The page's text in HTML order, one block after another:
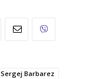
Sergej Barbarez